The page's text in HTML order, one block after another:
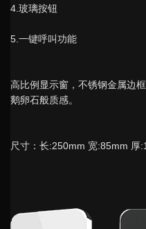
4.玻璃按钮
5.一键呼叫功能
高比例显示窗，不锈钢金属边
鹅卵石般质感。
尺寸：长:250mm 宽:85mm 厚